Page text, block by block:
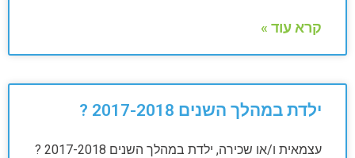
קרא עוד »
ילדת במהלך השנים 2017-2018 ?
עצמאית ו/או שכירה, ילדת במהלך השנים 2017-2018 ?